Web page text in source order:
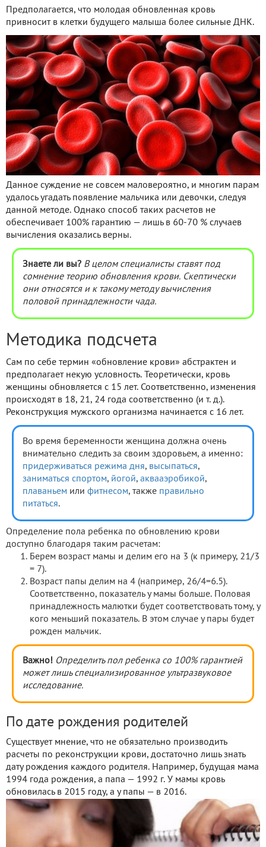
Предполагается, что молодая обновленная кровь
привносит в клетки будущего малыша более сильные ДНК.
Данное суждение не совсем маловероятно, и многим парам
удалось угадать появление мальчика или девочки, следуя
данной методе. Однако способ таких расчетов не
обеспечивает 100% гарантию — лишь в 60-70 % случаев
вычисления оказались верны.
Знаете ли вы? В целом специалисты ставят под
сомнение теорию обновления крови. Скептически
они относятся и к такому методу вычисления
половой принадлежности чада.
Методика подсчета
Сам по себе термин «обновление крови» абстрактен и
предполагает некую условность. Теоретически, кровь
женщины обновляется с 15 лет. Соответственно, изменения
происходят в 18, 21, 24 года соответственно (и т. д.).
Реконструкция мужского организма начинается с 16 лет.
Во время беременности женщина должна очень
внимательно следить за своим здоровьем, а именно:
придерживаться режима дня, высыпаться,
заниматься спортом, йогой, аквааэробикой,
плаваньем или фитнесом, также правильно
питаться.
Определение пола ребенка по обновлению крови
доступно благодаря таким расчетам:
Берем возраст мамы и делим его на 3 (к примеру, 21/3
= 7).
Возраст папы делим на 4 (например, 26/4=6.5).
Соответственно, показатель у мамы больше. Половая
принадлежность малютки будет соответствовать тому, у
кого меньший показатель. В этом случае у пары будет
рожден мальчик.
Важно! Определить пол ребенка со 100% гарантией
может лишь специализированное ультразвуковое
исследование.
По дате рождения родителей
Существует мнение, что не обязательно производить
расчеты по реконструкции крови, достаточно лишь знать
дату рождения каждого родителя. Например, будущая мама
1994 года рождения, а папа — 1992 г. У мамы кровь
обновилась в 2015 году, а у папы — в 2016.